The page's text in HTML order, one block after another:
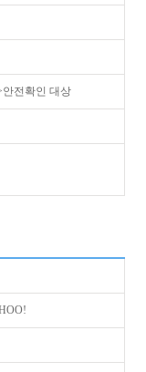
전확인 대상